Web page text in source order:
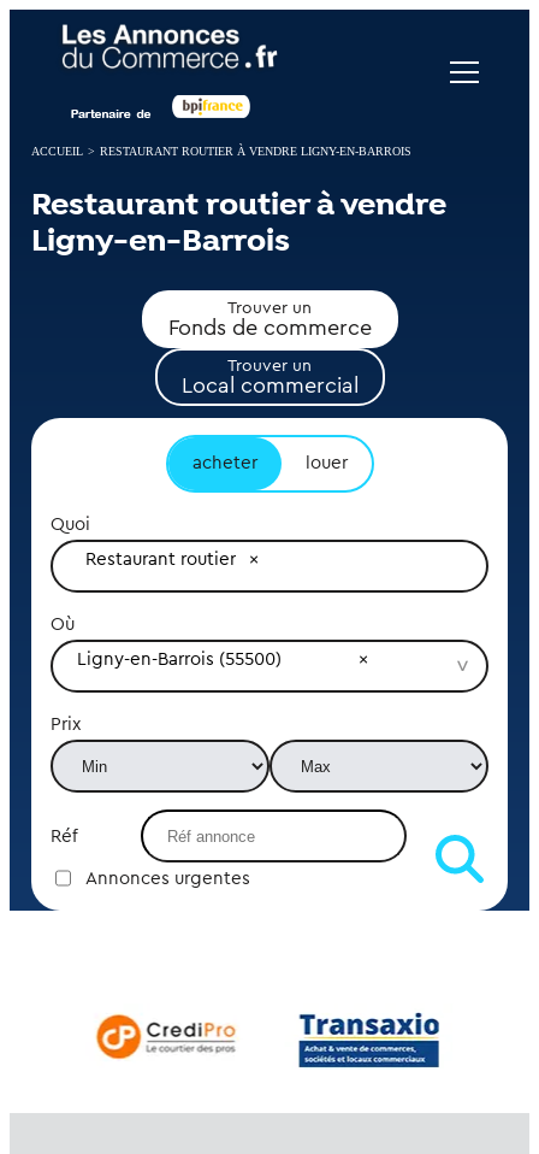
ACCUEIL > RESTAURANT ROUTIER À VENDRE LIGNY-EN-BARROIS
Restaurant routier à vendre
Ligny-en-Barrois
Trouver un
Fonds de commerce
Trouver un
Local commercial
acheter louer
Quoi
Restaurant routier
Où
Ligny-en-Barrois (55500)
Prix
Réf
Annonces urgentes
Panneau de gestion des cookies